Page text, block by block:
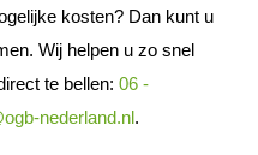
kosten? Dan kunt u
Wij helpen u zo snel
te bellen: 06 -
nederland.nl.